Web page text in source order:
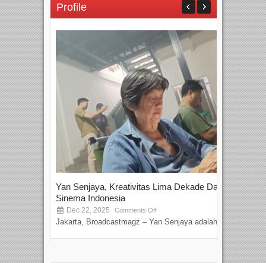
Profile
Yan Senjaya, Kreativitas Lima Dekade Dalam
Sinema Indonesia
Dec 22, 2025 Comments Off
Jakarta, Broadcastmagz – Yan Senjaya adalah...